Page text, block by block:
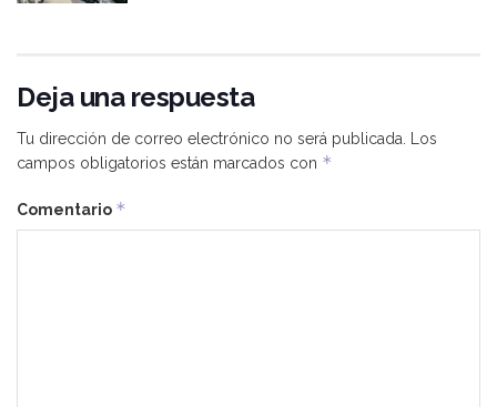
Deja una respuesta
Tu dirección de correo electrónico no será publicada. Los
campos obligatorios están marcados con *
Comentario *